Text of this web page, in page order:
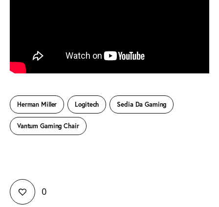
Herman Miller Logitech Sedia Da Gaming
Vantum Gaming Chair
0